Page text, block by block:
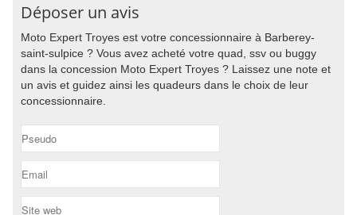
Déposer un avis
Moto Expert Troyes est votre concessionnaire à Barberey-
saint-sulpice ? Vous avez acheté votre quad, ssv ou buggy
dans la concession Moto Expert Troyes ? Laissez une note et
un avis et guidez ainsi les quadeurs dans le choix de leur
concessionnaire.